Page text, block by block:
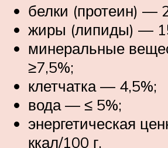
белки (протеин) —
жиры (липиды) —
минеральные
≥7,5%;
клетчатка — 4,5%;
вода — ≤ 5%;
энергетическая
ккал/100 г.